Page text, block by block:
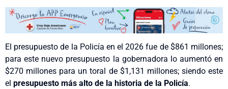
El presupuesto de la Policía en el 2026 fue de $861 millones;
para este nuevo presupuesto la gobernadora lo aumentó en
$270 millones para un toral de $1,131 millones; siendo este
el presupuesto más alto de la historia de la Policía.